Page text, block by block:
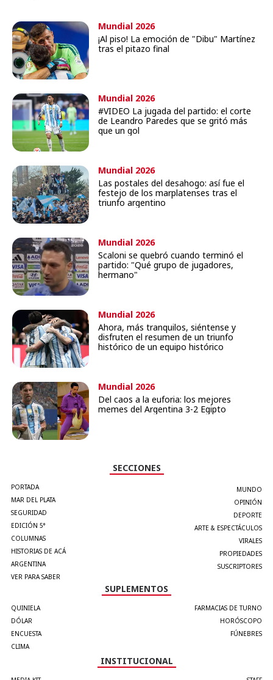
Mundial 2026
¡Al piso! La emoción de "Dibu" Martínez
tras el pitazo final
Mundial 2026
#VIDEO La jugada del partido: el corte
de Leandro Paredes que se gritó más
que un gol
Mundial 2026
Las postales del desahogo: así fue el
festejo de los marplatenses tras el
triunfo argentino
Mundial 2026
Scaloni se quebró cuando terminó el
partido: "Qué grupo de jugadores,
hermano"
Mundial 2026
Ahora, más tranquilos, siéntense y
disfruten el resumen de un triunfo
histórico de un equipo histórico
Mundial 2026
Del caos a la euforia: los mejores
memes del Argentina 3-2 Egipto
SECCIONES
PORTADA
MAR DEL PLATA
SEGURIDAD
EDICIÓN 5°
COLUMNAS
HISTORIAS DE ACÁ
ARGENTINA
VER PARA SABER
MUNDO
OPINIÓN
DEPORTE
ARTE & ESPECTÁCULOS
VIRALES
PROPIEDADES
SUSCRIPTORES
SUPLEMENTOS
QUINIELA
DÓLAR
ENCUESTA
CLIMA
FARMACIAS DE TURNO
HORÓSCOPO
FÚNEBRES
INSTITUCIONAL